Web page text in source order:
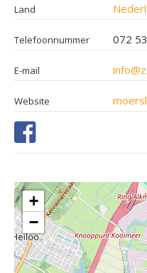
Land
Telefoonnummer 072
E-mail
Website
+
−